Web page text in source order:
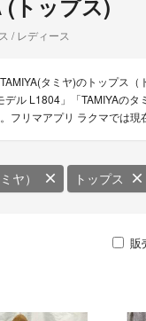
/ レディース
タミヤ)のトップス
デル L1804」「TAMIYAの
フリマアプリ ラクマでは現
ヤ） トップス
販